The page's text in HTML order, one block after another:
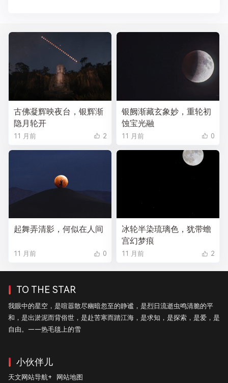
古佛凝辉映夜台，银辉渐
隐月轮开
11 月前 2
银阙渐藏玄象妙，重轮初
蚀宝光融
11 月前 0
起舞弄清影，何似在人间
11 月前 0
冰轮半染琉璃色，犹带蟾
宫幻梦痕
11 月前 2
TO THE STAR
我眼中的星空，是喧嚣散尽幽暗忽至的静谧，是烈日流逝虫鸣清脆的平
和，是出淤泥而背俗世，是赴苦寒而踏江海，是求知，是探索，是爱，是
自由。——热毛毯上的雪
小伙伴儿
天文网站导航+ 网站地图